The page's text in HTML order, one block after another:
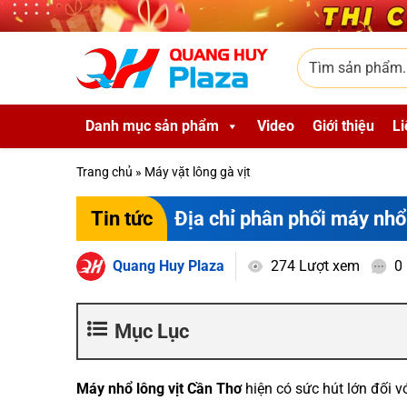
Skip to main content
Tìm sản phẩm
Danh mục sản phẩm Video Giới thiệu
Trang chủ » Máy vặt lông gà vịt
Tin tức Địa chỉ phân phối máy
Quang Huy Plaza 274 Lượt xem 0
Mục Lục
Máy nhổ lông vịt Cần Thơhiện có sức hút lớn đối